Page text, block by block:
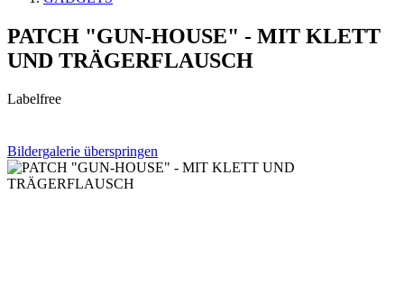
PATCH "GUN-HOUSE" - MIT KLETT
UND TRÄGERFLAUSCH
Labelfree
Bildergalerie überspringen